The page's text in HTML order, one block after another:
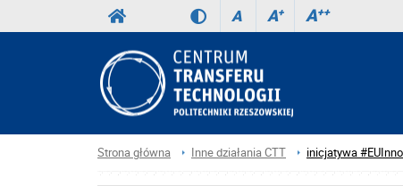
A A+ A++
Strona główna Inne działania CTT inicjatywa